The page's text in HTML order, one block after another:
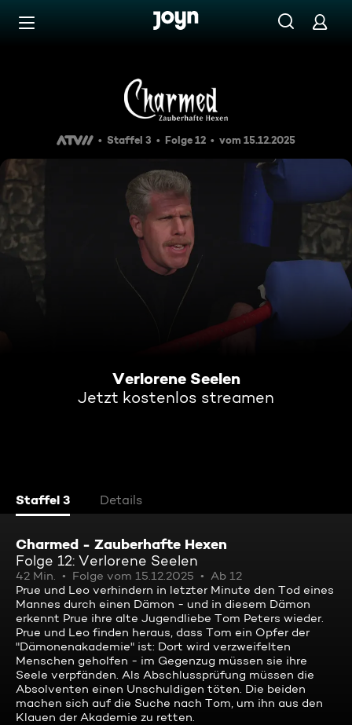
Zum Inhalt springen
Verlorene Seelen
Staffel 3 Folge 12 vom 15.12.2025
Verlorene Seelen
Jetzt kostenlos streamen
Staffel 3 Details
Charmed - Zauberhafte Hexen
Folge 12: Verlorene Seelen
42 Min. Folge vom 15.12.2025
Ab 12
Prue und Leo verhindern in letzter Minute den Tod eines
Mannes durch einen Dämon - und in diesem Dämon
erkennt Prue ihre alte Jugendliebe Tom Peters wieder.
Prue und Leo finden heraus, dass Tom ein Opfer der
"Dämonenakademie" ist: Dort wird verzweifelten
Menschen geholfen - im Gegenzug müssen sie ihre
Seele verpfänden. Als Abschlussprüfung müssen die
Absolventen einen Unschuldigen töten. Die beiden
machen sich auf die Suche nach Tom, um ihn aus den
Klauen der Akademie zu retten.